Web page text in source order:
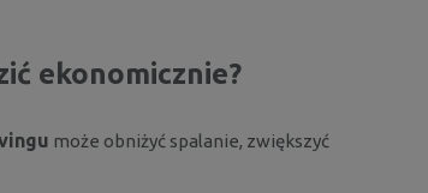
ekonomicznie?
może obniżyć spalanie, zwiększyć